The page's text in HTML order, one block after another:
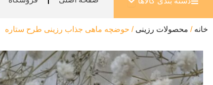
خانه / محصولات رزینی / حوضچه ماهی جذاب رزینی طرح ستاره